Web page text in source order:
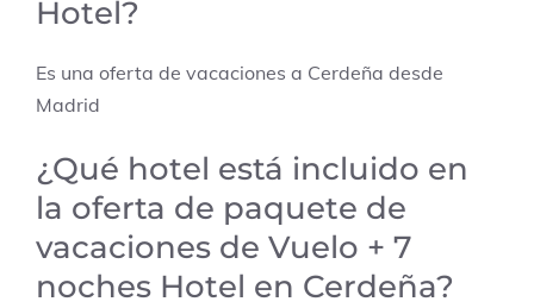
Hotel?
Es una oferta de vacaciones a Cerdeña desde
Madrid
¿Qué hotel está incluido en
la oferta de paquete de
vacaciones de Vuelo + 7
noches Hotel en Cerdeña?